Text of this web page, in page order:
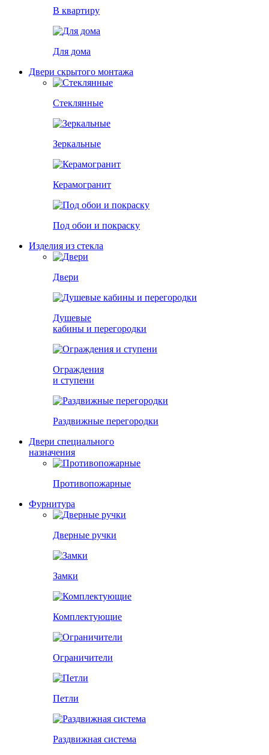
В квартиру
Для дома
Двери скрытого монтажа
Стеклянные
Зеркальные
Керамогранит
Под обои и покраску
Изделия из стекла
Двери
Душевые
кабины и перегородки
Ограждения
и ступени
Раздвижные перегородки
Двери специального
назначения
Противопожарные
Фурнитура
Дверные ручки
Замки
Комплектующие
Ограничители
Петли
Раздвижная система